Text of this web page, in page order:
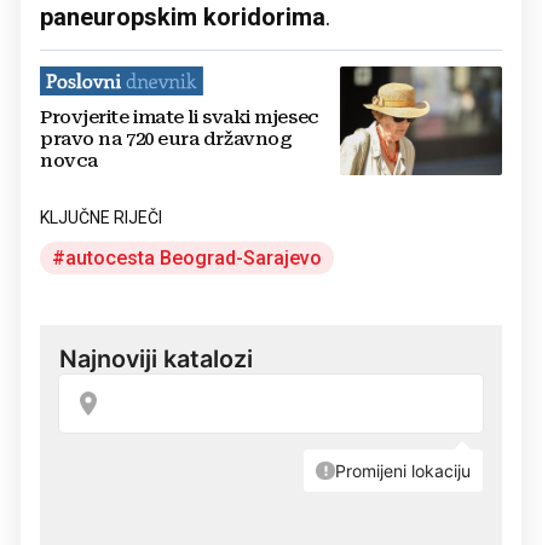
paneuropskim koridorima.
Provjerite imate li svaki mjesec
pravo na 720 eura državnog
novca
KLJUČNE RIJEČI
autocesta Beograd-Sarajevo